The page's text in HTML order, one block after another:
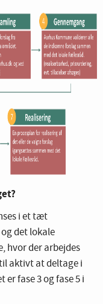
i et tæt
det lokale
hvor der arbejdes
aktivt at deltage i
fase 3 og fase 5 i